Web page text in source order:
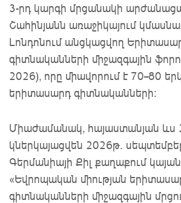
3-րդ կարգի մրցանակի
Շահինյանն առաջիկայում
Լոնդոնում անցկացվող
գիտնականների միջազգային
2026), որը միավորում է 70–80
երիտասարդ գիտնականների։
Միաժամանակ, հայաստանյան ևս
կներկայացվեն 2026թ․
Գերմանիայի Քիլ քաղաքում
«Եվրոպական միության
գիտնականների միջազգային